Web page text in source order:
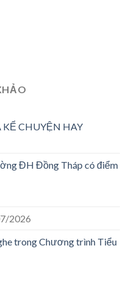
CHUYỆN HAY
ĐH Đồng Tháp có điểm
2026
trong Chương trình Tiểu